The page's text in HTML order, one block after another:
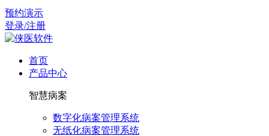
预约演示
登录/注册
首页
产品中心
智慧病案
数字化病案管理系统
无纸化病案管理系统